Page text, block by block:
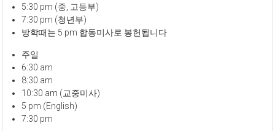
5:30 pm (중, 고등부)
7:30 pm (청년부)
방학때는 5 pm 합동미사로 봉헌됩니다
주일
6:30 am
8:30 am
10:30 am (교중미사)
5 pm (English)
7:30 pm